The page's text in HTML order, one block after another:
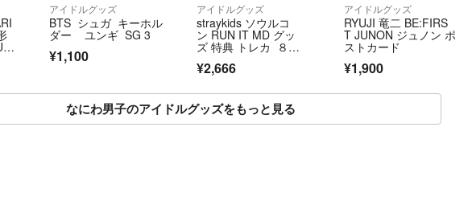
アイドルグッズ
BTS シュガ キーホル
ダー ユンギ SG 3
¥1,100
アイドルグッズ
straykids ソウルコ
ン RUN IT MD グッ
ズ 特典 トレカ ８
枚 コンプリート
¥2,666
アイドルグッズ
RYUJI 竜二 BE:FIRS
T JUNON ジュノン ポ
ストカード
¥1,900
なにわ男子のアイドルグッズをもっと見る